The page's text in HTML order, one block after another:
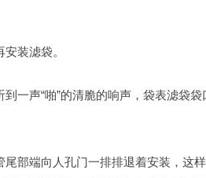
装滤袋。
一声“啪”的清脆的响声，袋表滤袋
部端向人孔门一排排退着安装，这